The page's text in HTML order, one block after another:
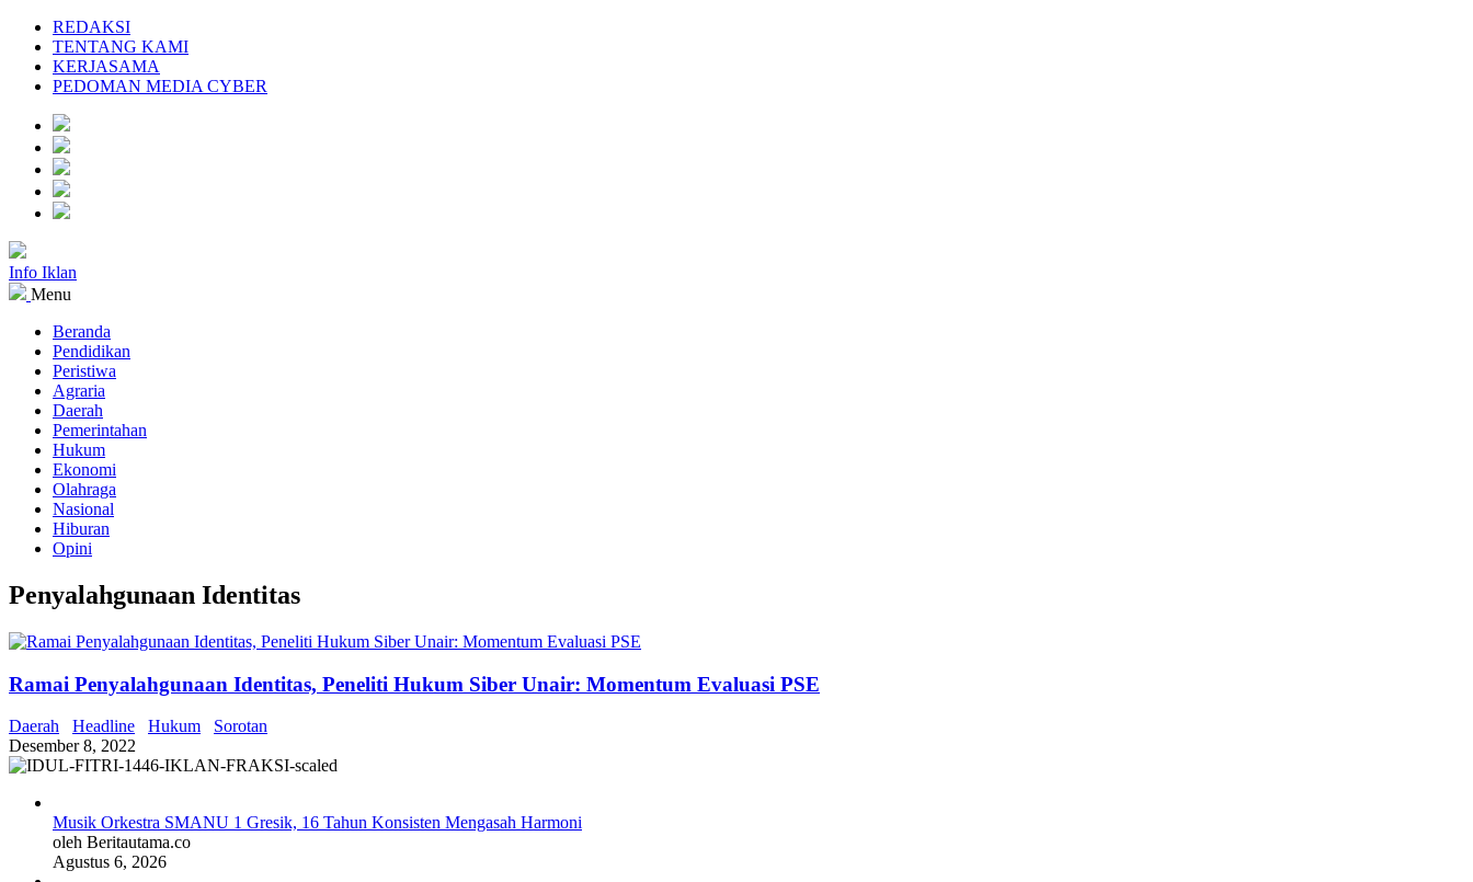
REDAKSI
TENTANG KAMI
KERJASAMA
PEDOMAN MEDIA CYBER
Info Iklan
Menu
Beranda
Pendidikan
Peristiwa
Agraria
Daerah
Pemerintahan
Hukum
Ekonomi
Olahraga
Nasional
Hiburan
Opini
Penyalahgunaan Identitas
Ramai Penyalahgunaan Identitas, Peneliti Hukum Siber Unair: Momentum Evaluasi PSE
Daerah Headline Hukum
Sorotan
Desember 8, 2022
Musik Orkestra SMANU 1 Gresik, 16 Tahun Konsisten Mengasah Harmoni
oleh Beritautama.co
Agustus 6, 2026